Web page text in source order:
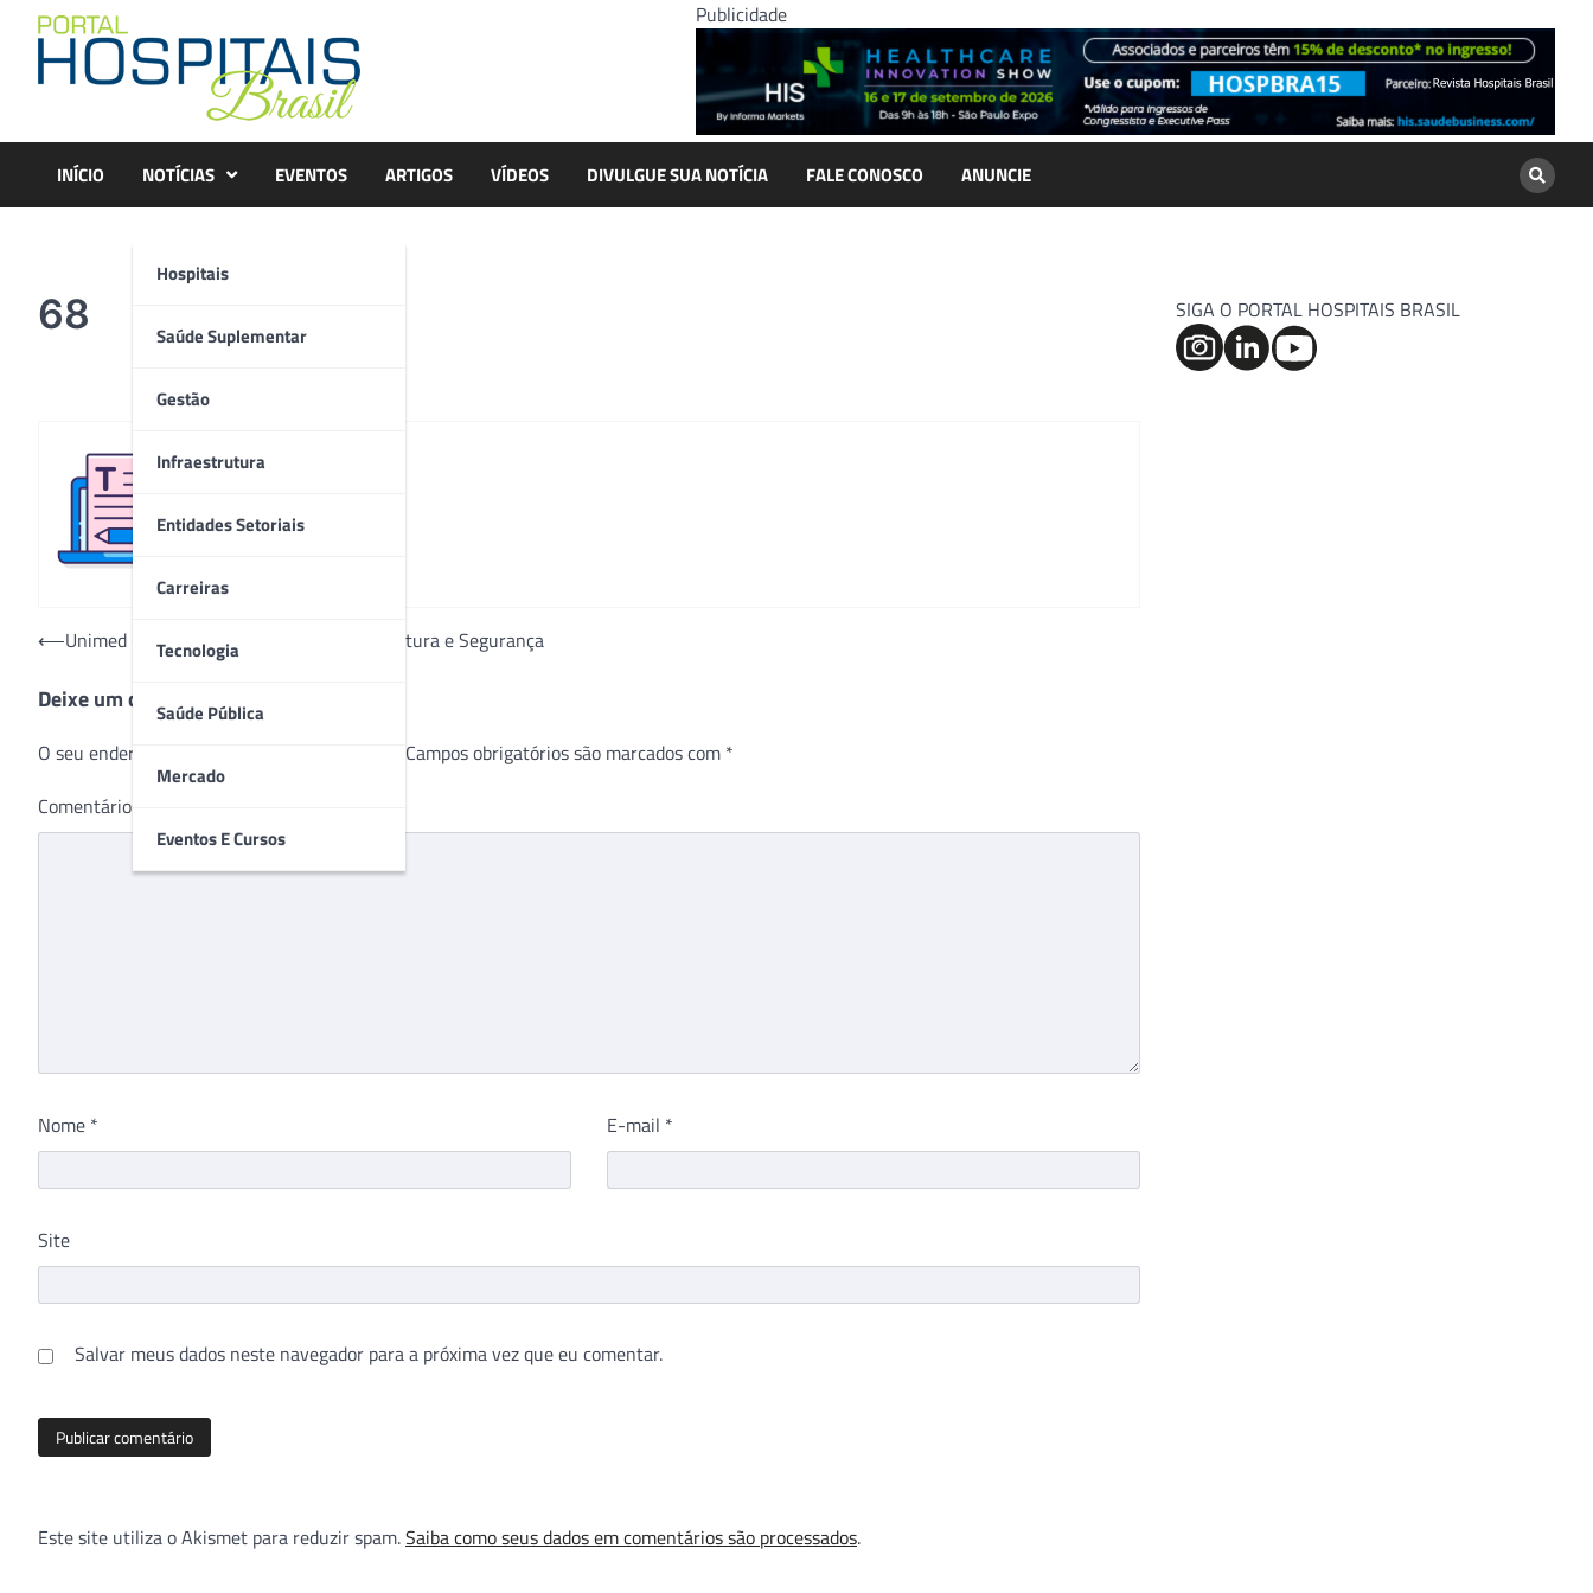
content
Publicidade
INÍCIO NOTÍCIAS
Hospitais
Saúde Suplementar
Gestão
Infraestrutura
Entidades Setoriais
Carreiras
Tecnologia
Saúde Pública
Mercado
Eventos E Cursos
EVENTOS ARTIGOS VÍDEOS DIVULGUE SUA NOTÍCIA FALE CONOSCO ANUNCIE
68
Navegação
Post
⟵Unimed Chapecó promove Simpósio de Cultura e Segurança
Deixe um comentário
O seu endereço de e-mail não será publicado. Campos obrigatórios são marcados com *
Comentário
Nome * E-mail *
Site
Salvar meus dados neste navegador para a próxima vez que eu comentar.
Este site utiliza o Akismet para reduzir spam.Saiba como seus dados em comentários são processados.
SIGA O PORTAL HOSPITAIS BRASIL